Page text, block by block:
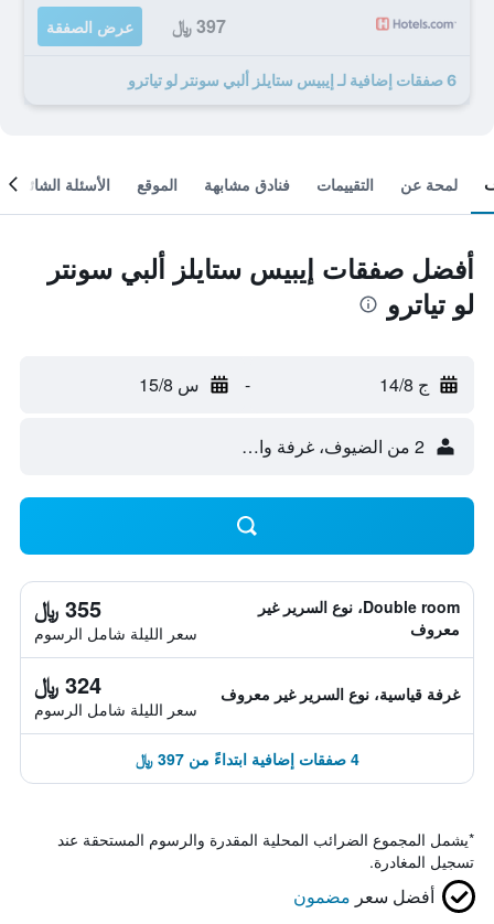
397 ﷼ عرض الصفقة
6 صفقات إضافية لـ إيبيس ستايلز ألبي سونتر لو تياترو
لمحة عن التقييمات فنادق مشابهة الموقع الأسئلة الشائعة
أفضل صفقات إيبيس ستايلز ألبي سونتر
لو تياترو
ج 14/8 - س 15/8
2 من الضيوف، غرفة واحدة
Double room، نوع السرير غير
معروف
355 ﷼
سعر الليلة شامل الرسوم
غرفة قياسية، نوع السرير غير معروف 324 ﷼
سعر الليلة شامل الرسوم
4 صفقات إضافية ابتداءً من 397 ﷼
*يشمل المجموع الضرائب المحلية المقدرة والرسوم المستحقة عند
تسجيل المغادرة.
أفضل سعر مضمون